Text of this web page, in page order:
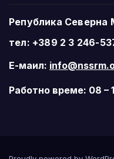
Република Северна
тел: +389 2 3 246-
Е-маил:
Работно време: 08 –